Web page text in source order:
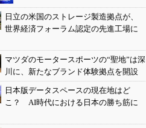
日立の米国のストレージ製造拠点が、
世界経済フォーラム認定の先進工場に
マツダのモータースポーツの“聖地”は深
川に、新たなブランド体験拠点を開設
日本版データスペースの現在地はど
こ？ AI時代における日本の勝ち筋に